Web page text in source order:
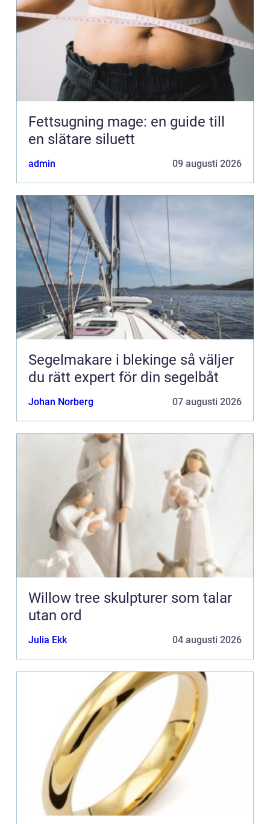
Fettsugning mage: en guide till
en slätare siluett
admin 09 augusti 2026
Segelmakare i blekinge så väljer
du rätt expert för din segelbåt
Johan Norberg 07 augusti 2026
Willow tree skulpturer som talar
utan ord
Julia Ekk 04 augusti 2026